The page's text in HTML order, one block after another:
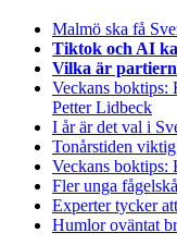
Malmö ska få
Tiktok och AI
Vilka är
Veckans boktips:
Petter Lidbeck
I år är det val i
Tonårstiden
Veckans boktips:
Fler unga
Experter tycker
Humlor oväntat